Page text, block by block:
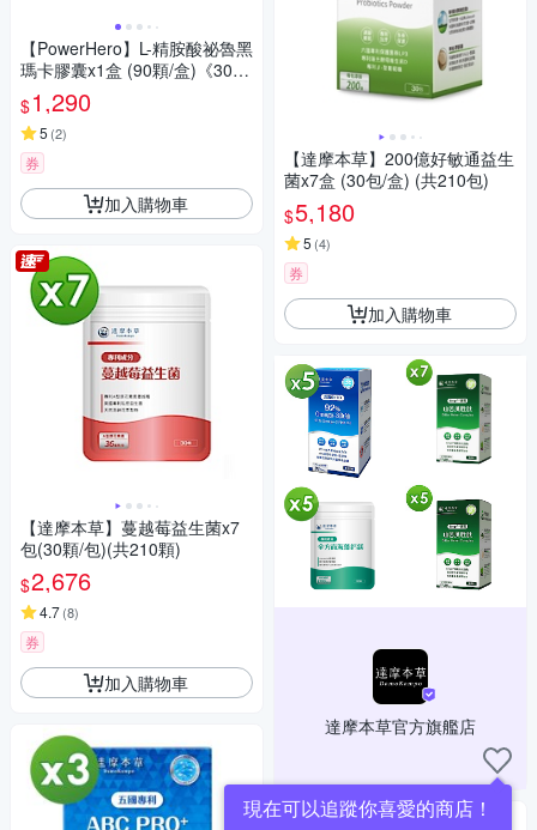
【PowerHero】L-精胺酸祕魯黑
瑪卡膠囊x1盒 (90顆/盒)《30倍
濃縮、延長運動時間》
$1,290
5 (2)
券
加入購物車
【達摩本草】蔓越莓益生菌x7
包(30顆/包)(共210顆)
$2,676
4.7(8)
券
加入購物車
【達摩本草】200億好敏通益生
菌x7盒 (30包/盒) (共210包)
$5,180
5 (4)
券
加入購物車
達摩本草官方旗艦店
現在可以追蹤你喜愛的商店！